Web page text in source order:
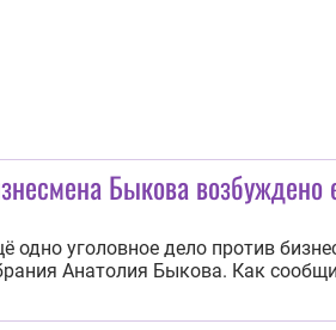
Быкова возбуждено
одно уголовное дело против
Анатолия Быкова. Как
следственном управлении СКР по
он подозревается в